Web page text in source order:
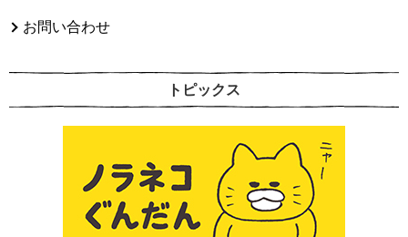
お問い合わせ
トピックス